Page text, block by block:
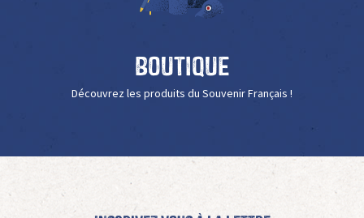
Boutique
Découvrez les produits du Souvenir Français !